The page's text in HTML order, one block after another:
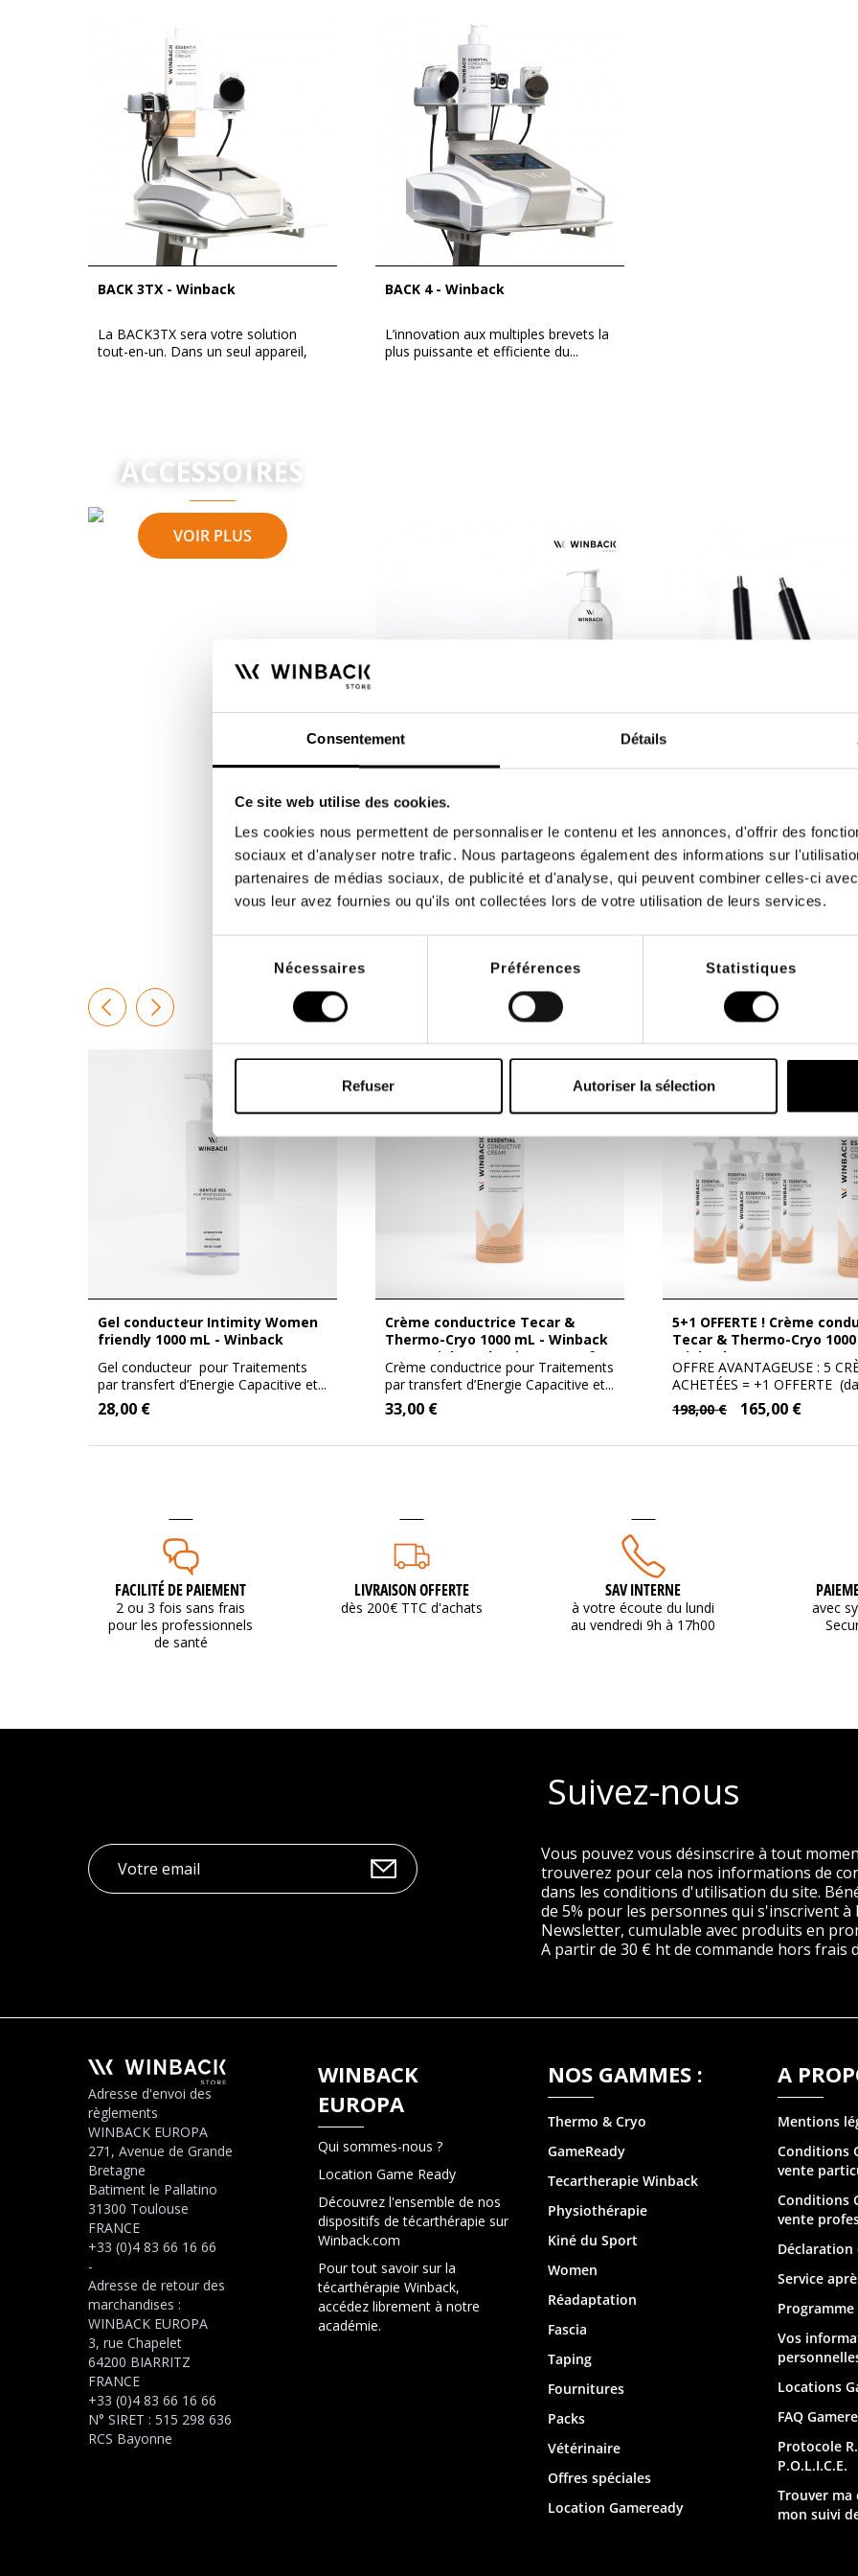
Consentement Détails
Ce site web utilise des cookies.
Les cookies nous permettent de personnaliser le contenu et les annonces, d'offrir des
sociaux et d'analyser notre trafic. Nous partageons également des informations sur
partenaires de médias sociaux, de publicité et d'analyse, qui peuvent combiner celles-ci
vous leur avez fournies ou qu'ils ont collectées lors de votre utilisation de leurs services.
consentement
Nécessaires Préférences Statistiques
Refuser Autoriser la sélection
BACK 3TX - Winback
La BACK3TX sera votre solution
tout-en-un. Dans un seul appareil,
BACK 4 - Winback
L’innovation aux multiples brevets la
plus puissante et efficiente du...
ACCESSOIRES
VOIR PLUS
petit format (taille S) offrent encore...
Pelvic Pack Winback -
Accompagnez vos patientes à
chaque étape de leur vie avec le
Pelvic Pack...
870,00 €
Kit Uro contenant : 1 mini-
convexe 25 mm RET 1...
749,00 €
Gel conducteur Intimity Women
friendly 1000 mL - Winback
Gel conducteur pour Traitements
par transfert d’Energie Capacitive et...
28,00 €
Crème conductrice Tecar &
Thermo-Cryo 1000 mL - Winback
(Essential Conductive Cream for
professionnal HF massage)
Crème conductrice pour Traitements
par transfert d’Energie Capacitive et...
33,00 €
- 33,00 €
5+1 OFFERTE ! Crème conductrice
Tecar & Thermo-Cryo
Winback
OFFRE AVANTAGEUSE : 5
ACHETÉES = +1 OFFERTE
198,00 €
165,00 €
FACILITÉ DE PAIEMENT
2 ou 3 fois sans frais
pour les professionnels
de santé
LIVRAISON OFFERTE
dès 200€ TTC d'achats
SAV INTERNE
à votre écoute du lundi
au vendredi 9h à 17h00
avec
Suivez-nous
Vous pouvez vous désinscrire à tout
trouverez pour cela nos informations de
dans les conditions d'utilisation du site.
de 5% pour les personnes qui s'inscrivent à
Newsletter, cumulable avec produits en
A partir de 30 € ht de commande hors frais
Adresse d'envoi des
règlements
WINBACK EUROPA
271, Avenue de Grande
Bretagne
Batiment le Pallatino
31300 Toulouse
FRANCE
+33 (0)4 83 66 16 66
-
Adresse de retour des
marchandises :
WINBACK EUROPA
3, rue Chapelet
64200 BIARRITZ
FRANCE
+33 (0)4 83 66 16 66
N° SIRET : 515 298 636
RCS Bayonne
WINBACK
EUROPA
Qui sommes-nous ?
Location Game Ready
Découvrez l'ensemble de nos
dispositifs de técarthérapie sur
Winback.com
Pour tout savoir sur la
técarthérapie Winback,
accédez librement à notre
académie.
NOS GAMMES :
Thermo & Cryo
GameReady
Tecartherapie Winback
Physiothérapie
Kiné du Sport
Women
Réadaptation
Fascia
Taping
Fournitures
Packs
Vétérinaire
Offres spéciales
Location Gameready
A
Mentions
Conditions
vente
Conditions
vente
Déclaration
Service
Vos
Locations
FAQ
Protocole
P.O.L.I.C.E.
Trouver ma
mon suivi